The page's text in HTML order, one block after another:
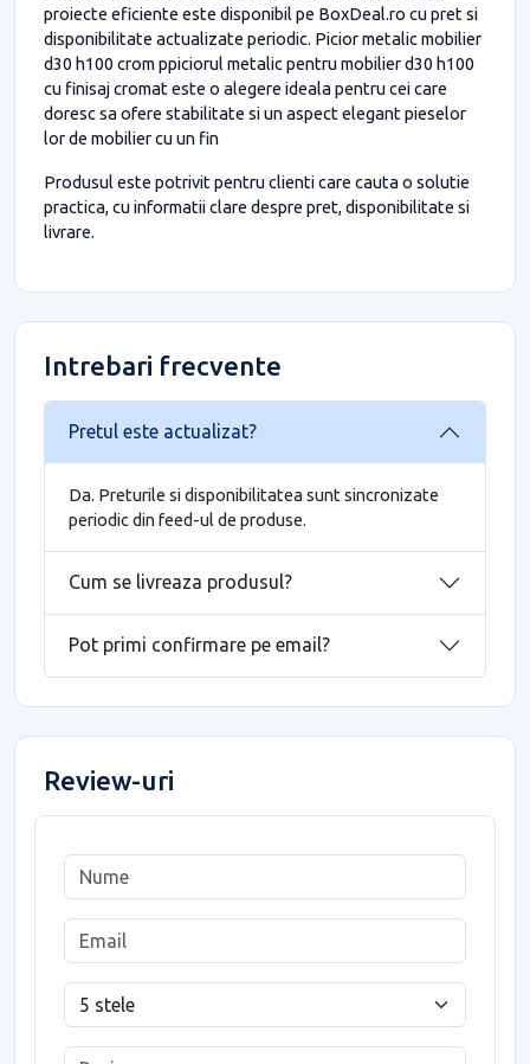
proiecte eficiente este disponibil pe BoxDeal.ro cu pret si
disponibilitate actualizate periodic. Picior metalic mobilier
d30 h100 crom ppiciorul metalic pentru mobilier d30 h100
cu finisaj cromat este o alegere ideala pentru cei care
doresc sa ofere stabilitate si un aspect elegant pieselor
lor de mobilier cu un fin
Produsul este potrivit pentru clienti care cauta o solutie
practica, cu informatii clare despre pret, disponibilitate si
livrare.
Intrebari frecvente
Pretul este actualizat?
Da. Preturile si disponibilitatea sunt sincronizate
periodic din feed-ul de produse.
Cum se livreaza produsul?
Pot primi confirmare pe email?
Review-uri